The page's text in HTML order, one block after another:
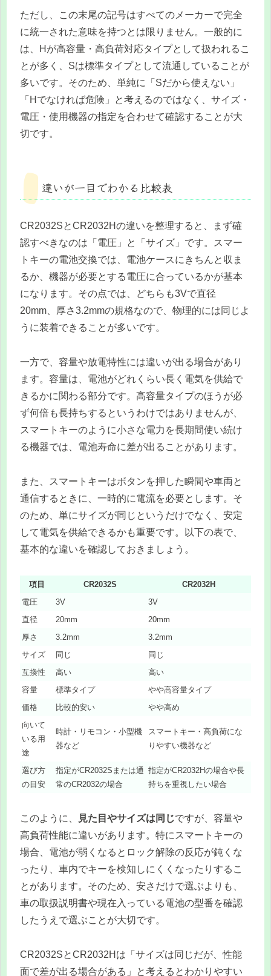
ただし、この末尾の記号はすべてのメーカーで完全
に統一された意味を持つとは限りません。一般的に
は、Hが高容量・高負荷対応タイプとして扱われるこ
とが多く、Sは標準タイプとして流通していることが
多いです。そのため、単純に「Sだから使えない」
「Hでなければ危険」と考えるのではなく、サイズ・
電圧・使用機器の指定を合わせて確認することが大
切です。
違いが一目でわかる比較表
CR2032SとCR2032Hの違いを整理すると、まず確
認すべきなのは「電圧」と「サイズ」です。スマー
トキーの電池交換では、電池ケースにきちんと収ま
るか、機器が必要とする電圧に合っているかが基本
になります。その点では、どちらも3Vで直径
20mm、厚さ3.2mmの規格なので、物理的には同じよ
うに装着できることが多いです。
一方で、容量や放電特性には違いが出る場合があり
ます。容量は、電池がどれくらい長く電気を供給で
きるかに関わる部分です。高容量タイプのほうが必
ず何倍も長持ちするというわけではありませんが、
スマートキーのように小さな電力を長期間使い続け
る機器では、電池寿命に差が出ることがあります。
また、スマートキーはボタンを押した瞬間や車両と
通信するときに、一時的に電流を必要とします。そ
のため、単にサイズが同じというだけでなく、安定
して電気を供給できるかも重要です。以下の表で、
基本的な違いを確認しておきましょう。
項目 CR2032S
CR2032H
電圧
3V
3V
直径
20mm
20mm
厚さ
3.2mm
3.2mm
サイズ
同じ
同じ
互換性
高い
高い
容量
標準タイプ
やや高容量タイプ
価格
比較的安い
やや高め
向いて
いる用
途
時計・リモコン・小型機
器など
スマートキー・高負荷にな
りやすい機器など
選び方
の目安
指定がCR2032Sまたは通
常のCR2032の場合
指定がCR2032Hの場合や長
持ちを重視したい場合
このように、 見た目やサイズは同じですが、容量や
高負荷性能に違いがあります。特にスマートキーの
場合、電池が弱くなるとロック解除の反応が鈍くな
ったり、車内でキーを検知しにくくなったりするこ
とがあります。そのため、安さだけで選ぶよりも、
車の取扱説明書や現在入っている電池の型番を確認
したうえで選ぶことが大切です。
CR2032SとCR2032Hは「サイズは同じだが、性能
面で差が出る場合がある」と考えるとわかりやすい